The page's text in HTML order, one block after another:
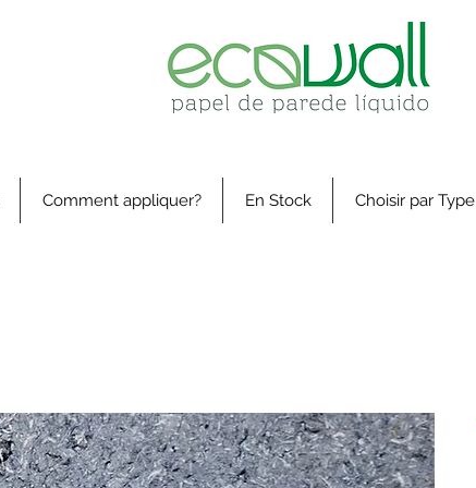
Comment appliquer? En Stock Choisir par Type